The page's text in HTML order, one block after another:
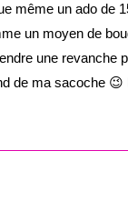
même un ado de
un moyen de
une revanche
de ma sacoche